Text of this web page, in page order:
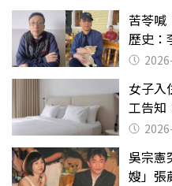
苦苓
歷史：
女子
工告知
吳宗
嫂」張